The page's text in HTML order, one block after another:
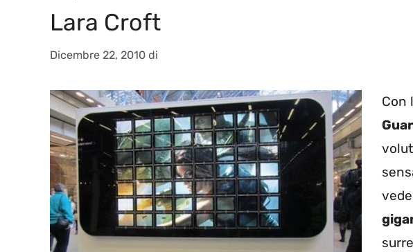
Lara Croft
Dicembre 22, 2010 di
Con